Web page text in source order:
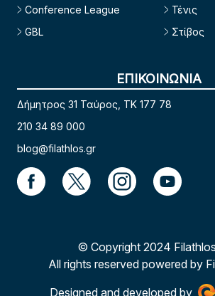
Conference League
GBL
Τένις
Στίβος
ΕΠΙΚΟΙΝΩΝΙΑ
Δήμητρος 31 Ταύρος, TK 177 78
210 34 89 000
blog@filathlos.gr
© Copyright 2024
All rights reserved powered by
Designed and developed by